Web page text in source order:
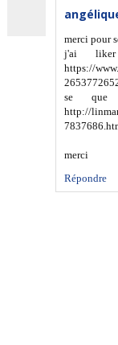
merci pour
j'ai
https://
se que
http://
merci
Répondre